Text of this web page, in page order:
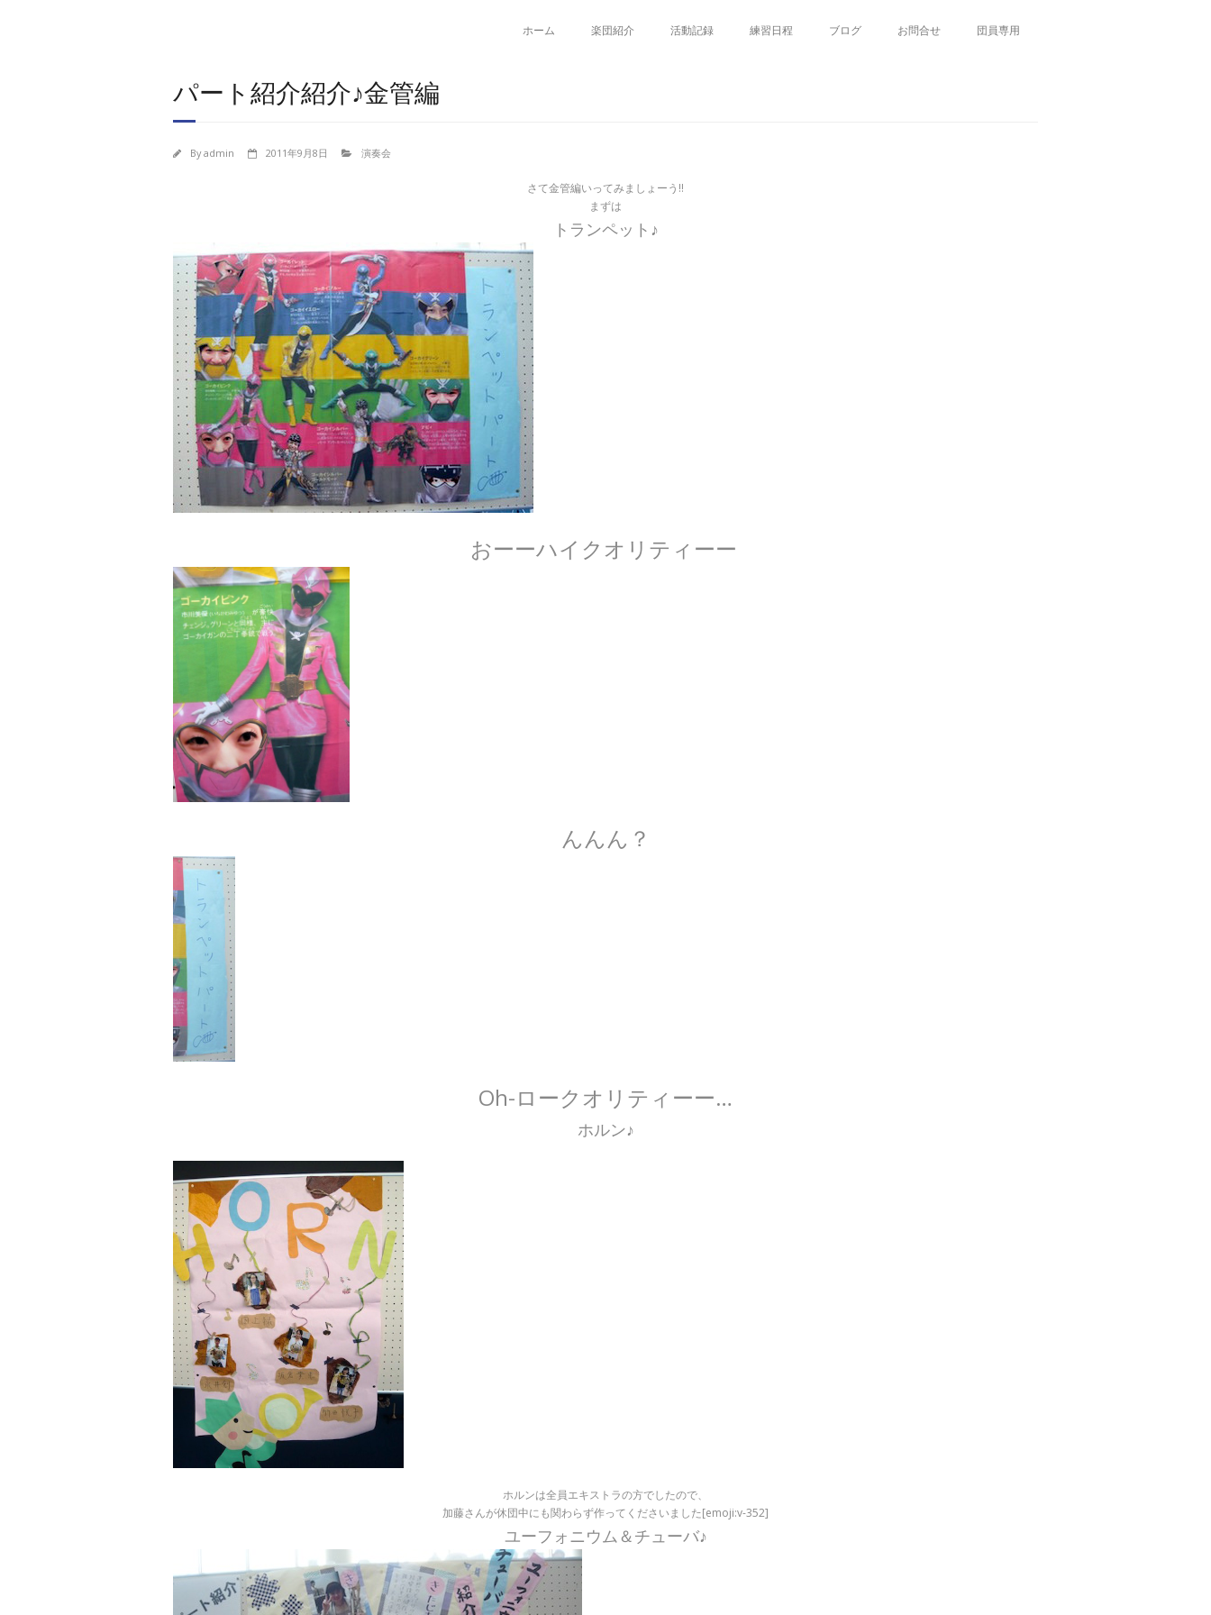
ホーム 楽団紹介 活動記録 練習日程 ブログ お問合せ 団員専用
パート紹介紹介♪金管編
Byadmin 2011年9月8日 演奏会
さて金管編いってみましょーう!!
まずは
トランペット♪
おーーハイクオリティーー
んんん？
Oh-ロークオリティーー…
ホルン♪
ホルンは全員エキストラの方でしたので、
加藤さんが休団中にも関わらず作ってくださいました[emoji:v-352]
ユーフォニウム＆チューバ♪